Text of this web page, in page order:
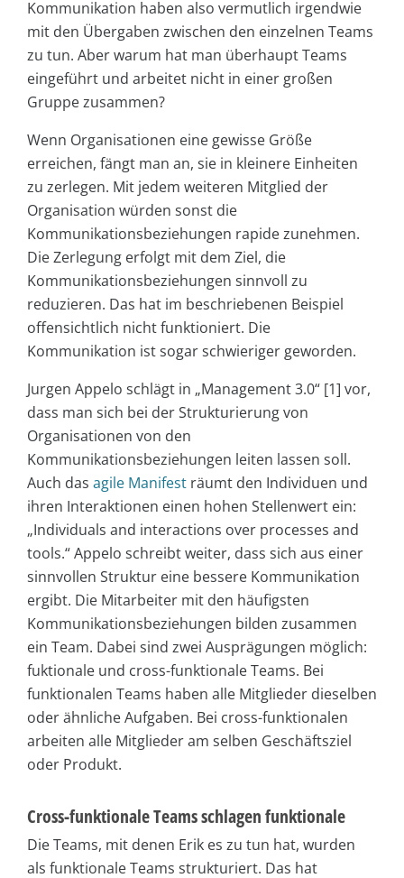
Kommunikation haben also vermutlich irgendwie
mit den Übergaben zwischen den einzelnen Teams
zu tun. Aber warum hat man überhaupt Teams
eingeführt und arbeitet nicht in einer großen
Gruppe zusammen?
Wenn Organisationen eine gewisse Größe
erreichen, fängt man an, sie in kleinere Einheiten
zu zerlegen. Mit jedem weiteren Mitglied der
Organisation würden sonst die
Kommunikationsbeziehungen rapide zunehmen.
Die Zerlegung erfolgt mit dem Ziel, die
Kommunikationsbeziehungen sinnvoll zu
reduzieren. Das hat im beschriebenen Beispiel
offensichtlich nicht funktioniert. Die
Kommunikation ist sogar schwieriger geworden.
Jurgen Appelo schlägt in „Management 3.0“ [1] vor,
dass man sich bei der Strukturierung von
Organisationen von den
Kommunikationsbeziehungen leiten lassen soll.
Auch das agile Manifest räumt den Individuen und
ihren Interaktionen einen hohen Stellenwert ein:
„Individuals and interactions over processes and
tools.“ Appelo schreibt weiter, dass sich aus einer
sinnvollen Struktur eine bessere Kommunikation
ergibt. Die Mitarbeiter mit den häufigsten
Kommunikationsbeziehungen bilden zusammen
ein Team. Dabei sind zwei Ausprägungen möglich:
fuktionale und cross-funktionale Teams. Bei
funktionalen Teams haben alle Mitglieder dieselben
oder ähnliche Aufgaben. Bei cross-funktionalen
arbeiten alle Mitglieder am selben Geschäftsziel
oder Produkt.
Cross-funktionale Teams schlagen funktionale
Die Teams, mit denen Erik es zu tun hat, wurden
als funktionale Teams strukturiert. Das hat